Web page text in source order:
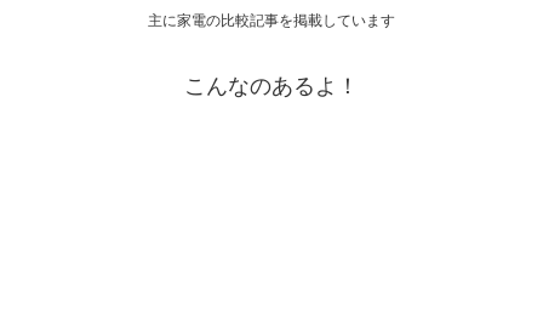
主に家電の比較記事を掲載しています
こんなのあるよ！